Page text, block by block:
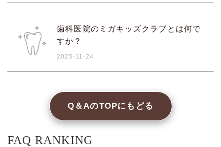
歯科医院のミガキッズクラブとは何で
すか？
2025-11-24
Q＆AのTOPにもどる
FAQ RANKING